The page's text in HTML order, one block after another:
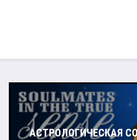
АСТРОЛОГИЧЕСКАЯ